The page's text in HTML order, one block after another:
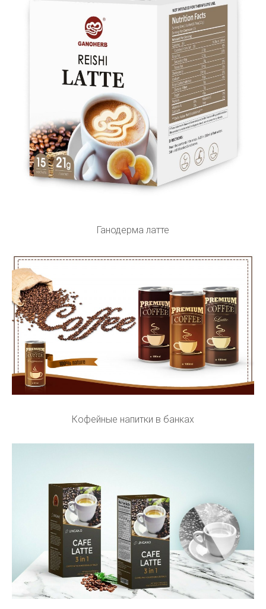
Ганодерма латте
Кофейные напитки в банках